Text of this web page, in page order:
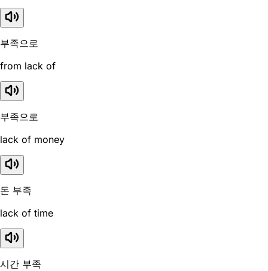
부족으로
from lack of
부족으로
lack of money
돈 부족
lack of time
시간 부족